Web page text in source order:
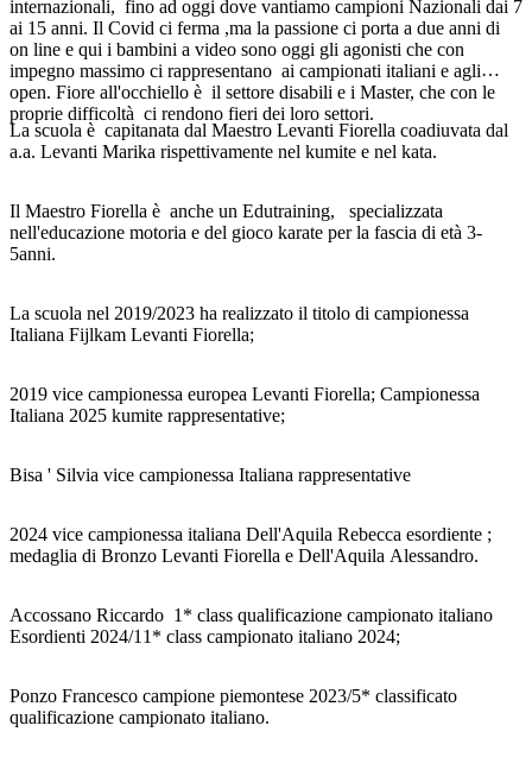
internazionali, fino ad oggi dove vantiamo campioni Nazionali dai 7
ai 15 anni. Il Covid ci ferma ,ma la passione ci porta a due anni di
on line e qui i bambini a video sono oggi gli agonisti che con
impegno massimo ci rappresentano ai campionati italiani e agli
open. Fiore all'occhiello è il settore disabili e i Master, che con le
proprie difficoltà ci rendono fieri dei loro settori.
La scuola è capitanata dal Maestro Levanti Fiorella coadiuvata dal
a.a. Levanti Marika rispettivamente nel kumite e nel kata.
Il Maestro Fiorella è anche un Edutraining, specializzata
nell'educazione motoria e del gioco karate per la fascia di età 3-
5anni.
La scuola nel 2019/2023 ha realizzato il titolo di campionessa
Italiana Fijlkam Levanti Fiorella;
2019 vice campionessa europea Levanti Fiorella; Campionessa
Italiana 2025 kumite rappresentative;
Bisa ' Silvia vice campionessa Italiana rappresentative
2024 vice campionessa italiana Dell'Aquila Rebecca esordiente ;
medaglia di Bronzo Levanti Fiorella e Dell'Aquila Alessandro.
Accossano Riccardo 1* class qualificazione campionato italiano
Esordienti 2024/11* class campionato italiano 2024;
Ponzo Francesco campione piemontese 2023/5* classificato
qualificazione campionato italiano.